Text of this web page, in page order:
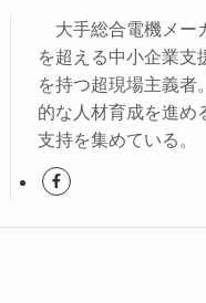
大手総合電機メー
を超える中小企業支
を持つ超現場主義者
的な人材育成を進め
支持を集めている。